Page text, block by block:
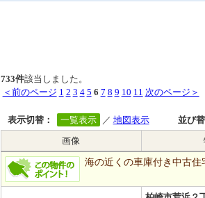
733件該当しました。
＜前のページ 1 2 3 4 5 6 7 8 9 10 11 次のページ＞
表示切替： 一覧表示 ／ 地図表示
並び替
画像
海の近くの車庫付き中古住